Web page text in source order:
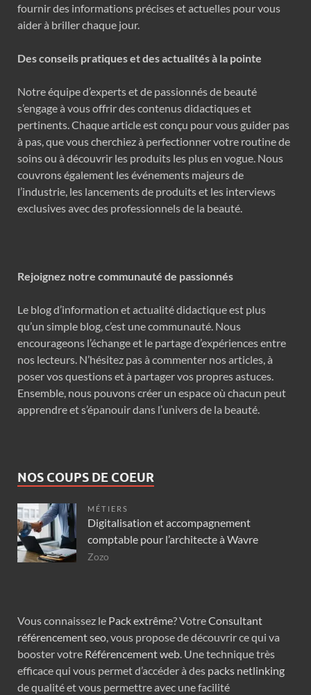
fournir des informations précises et actuelles pour vous
aider à briller chaque jour.
Des conseils pratiques et des actualités à la pointe
Notre équipe d’experts et de passionnés de beauté
s’engage à vous offrir des contenus didactiques et
pertinents. Chaque article est conçu pour vous guider pas
à pas, que vous cherchiez à perfectionner votre routine de
soins ou à découvrir les produits les plus en vogue. Nous
couvrons également les événements majeurs de
l’industrie, les lancements de produits et les interviews
exclusives avec des professionnels de la beauté.
Rejoignez notre communauté de passionnés
Le blog d’information et actualité didactique est plus
qu’un simple blog, c’est une communauté. Nous
encourageons l’échange et le partage d’expériences entre
nos lecteurs. N’hésitez pas à commenter nos articles, à
poser vos questions et à partager vos propres astuces.
Ensemble, nous pouvons créer un espace où chacun peut
apprendre et s’épanouir dans l’univers de la beauté.
NOS COUPS DE COEUR
MÉTIERS
Digitalisation et accompagnement
comptable pour l’architecte à Wavre
Zozo
Vous connaissez le Pack extrême? VotreConsultant
référencement seo, vous propose de découvrir ce qui va
booster votre Référencement web. Une technique très
efficace qui vous permet d’accéder à des packs netlinking
de qualité et vous permettre avec une facilité